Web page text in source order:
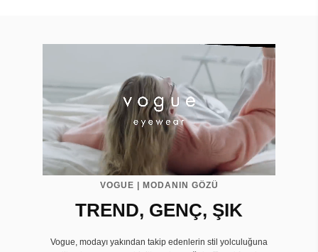
VOGUE | MODANIN GÖZÜ
TREND, GENÇ, ŞIK
Vogue, modayı yakından takip edenlerin stil yolculuğuna